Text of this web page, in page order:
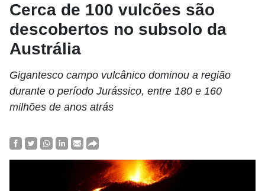
Cerca de 100 vulcões são
descobertos no subsolo da
Austrália
Gigantesco campo vulcânico dominou a região
durante o período Jurássico, entre 180 e 160
milhões de anos atrás